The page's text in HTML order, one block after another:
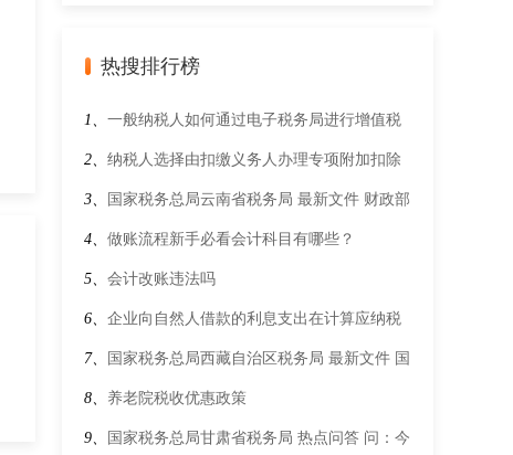
热搜排行榜
1、 一般纳税人如何通过电子税务局进行增值税
及附加税费填表式申报？
2、 纳税人选择由扣缴义务人办理专项附加扣除
的方式有哪些？
3、 国家税务总局云南省税务局 最新文件 财政部
税务总局关于延续免征国产抗艾滋病病毒药品增
值税政策的公告 财政部 税务总局公告2023年第
62号
4、 做账流程新手必看会计科目有哪些？
5、 会计改账违法吗
6、 企业向自然人借款的利息支出在计算应纳税
所得额时如何扣除？
7、 国家税务总局西藏自治区税务局 最新文件 国
家税务总局关于增值税一般纳税人登记管理有关
事项的公告
8、 养老院税收优惠政策
9、 国家税务总局甘肃省税务局 热点问答 问：今